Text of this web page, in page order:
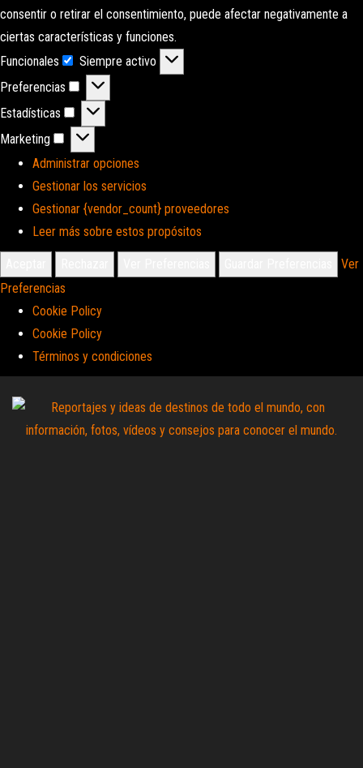
consentir o retirar el consentimiento, puede afectar negativamente a
ciertas características y funciones.
Funcionales
Funcionales
Siempre activo
Preferencias
Preferencias
Estadísticas
Estadísticas
Marketing
Marketing
Administrar opciones
Gestionar los servicios
Gestionar {vendor_count} proveedores
Leer más sobre estos propósitos
Ver
Preferencias
Cookie Policy
Cookie Policy
Términos y condiciones
contenido